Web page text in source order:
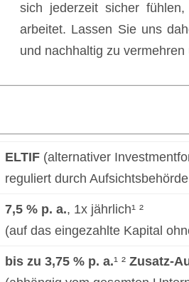
sich jederzeit sicher
arbeitet. Lassen Sie uns
und nachhaltig zu
ELTIF (alternativer Invest
reguliert durch
7,5 % p. a., 1x jährlich¹ ²
(auf das eingezahlte Kapital
bis zu 3,75 % p. a.¹ ²Zusatz-